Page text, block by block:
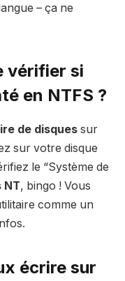
– ça ne
vérifier si
en NTFS ?
de disques sur
sur votre disque
le “Système de
NT, bingo ! Vous
comme un
écrire sur